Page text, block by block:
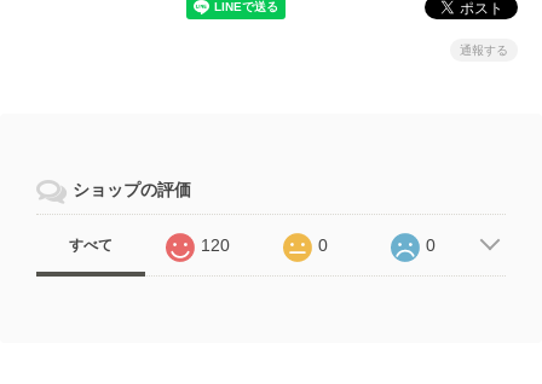
通報する
ショップの評価
すべて 120 0 0